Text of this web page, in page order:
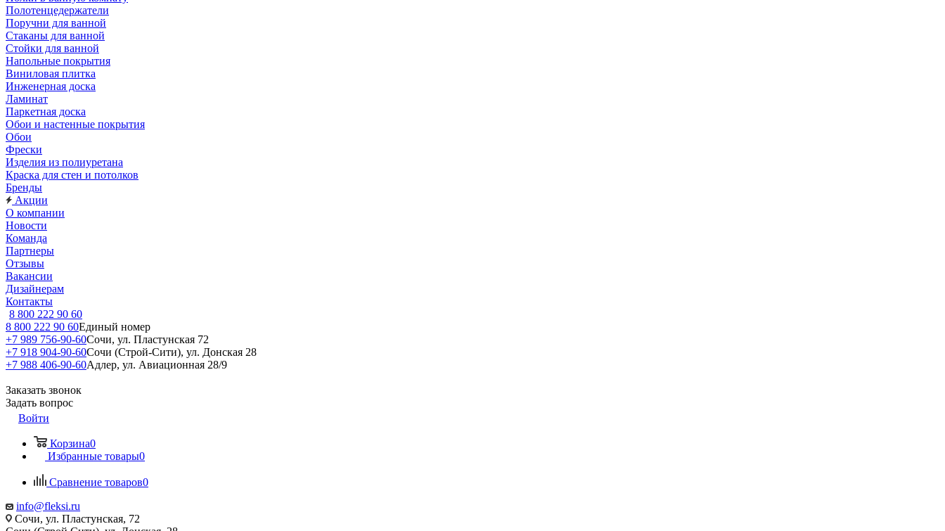
Полотенцедержатели
Поручни для ванной
Стаканы для ванной
Стойки для ванной
Напольные покрытия
Виниловая плитка
Инженерная доска
Ламинат
Паркетная доска
Обои и настенные покрытия
Обои
Фрески
Изделия из полиуретана
Краска для стен и потолков
Бренды
Акции
О компании
Новости
Команда
Партнеры
Отзывы
Вакансии
Дизайнерам
Контакты
8 800 222 90 60
8 800 222 90 60Единый номер
+7 989 756-90-60Сочи, ул. Пластунская 72
+7 918 904-90-60Сочи (Строй-Сити), ул. Донская 28
+7 988 406-90-60Адлер, ул. Авиационная 28/9
Заказать звонок
Задать вопрос
Войти
Корзина0
Избранные товары0
Сравнение товаров0
info@fleksi.ru
Сочи, ул. Пластунская, 72